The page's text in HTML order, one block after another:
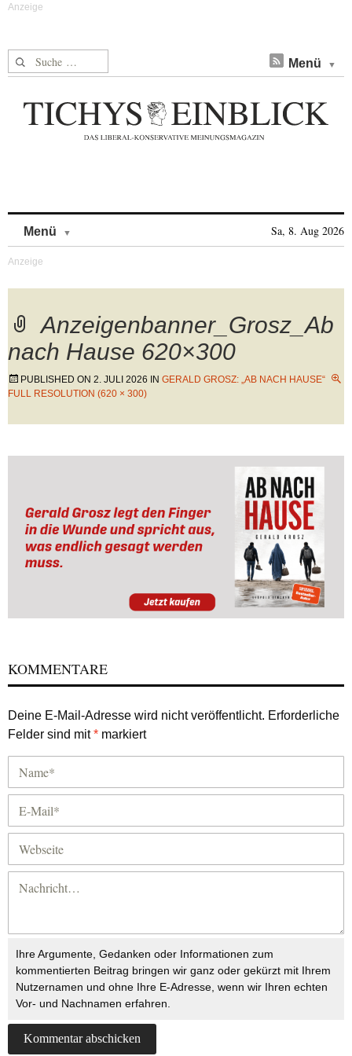
Suche nach: Menü
Menü Sa, 8. Aug 2026
Anzeigenbanner_Grosz_Ab
nach Hause 620×300
PUBLISHED ON 2. JULI 2026 IN GERALD GROSZ: „AB NACH HAUSE“
FULL RESOLUTION (620 × 300)
KOMMENTARE
Deine E-Mail-Adresse wird nicht veröffentlicht. Erforderliche
Felder sind mit* markiert
Ihre Argumente, Gedanken oder Informationen zum
kommentierten Beitrag bringen wir ganz oder gekürzt mit Ihrem
Nutzernamen und ohne Ihre E-Adresse, wenn wir Ihren echten
Vor- und Nachnamen erfahren.